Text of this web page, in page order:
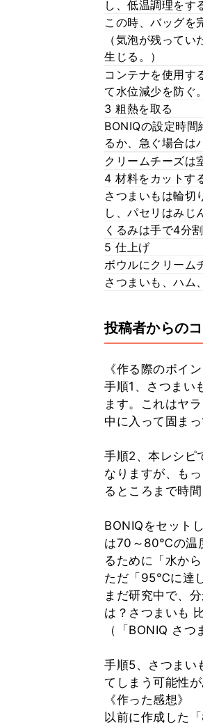
し、低温調理をす
この時、バッグを
（気泡が残って
生じる。）
コンテナを使用す
て水位減少を防ぐ。
3 粗熱を取る
BONIQの設定時
るか、急ぐ場合は
クリームチーズは
4 材料をカットす
さつまいもは輪切
し、パセリはみじ
くるみは手で4分
5 仕上げ
ボウルにクリーム
さつまいも、ハム
投稿者からの
《作る際のポイン
手順1、さつまい
ます。これはヤ
中に入って固ま
手順2、本レシピ
なりますが、も
るところまで時
BONIQをセット
は70～80℃の温
るために「水か
ただ「95℃に達
まだ研究中で、
は？さつまいも
（「BONIQ さつ
手順5、さつまい
てしまう可能性
《作った感想》
以前に作成した